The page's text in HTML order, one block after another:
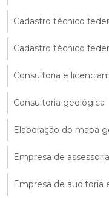
Cadastro técnico
Cadastro técnico
Consultoria e
Consultoria geológica
Elaboração do mapa
Empresa de
Empresa de auditoria